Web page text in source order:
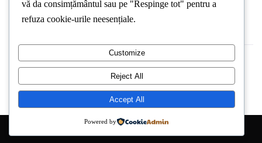
vă da consimțământul sau pe "Respinge tot" pentru a
refuza cookie-urile neesențiale.
Customize
Reject All
Accept All
Powered by